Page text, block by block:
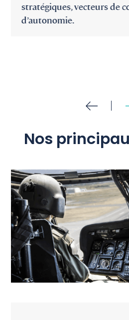
stratégiques, vecteurs de
d’autonomie.
Nos